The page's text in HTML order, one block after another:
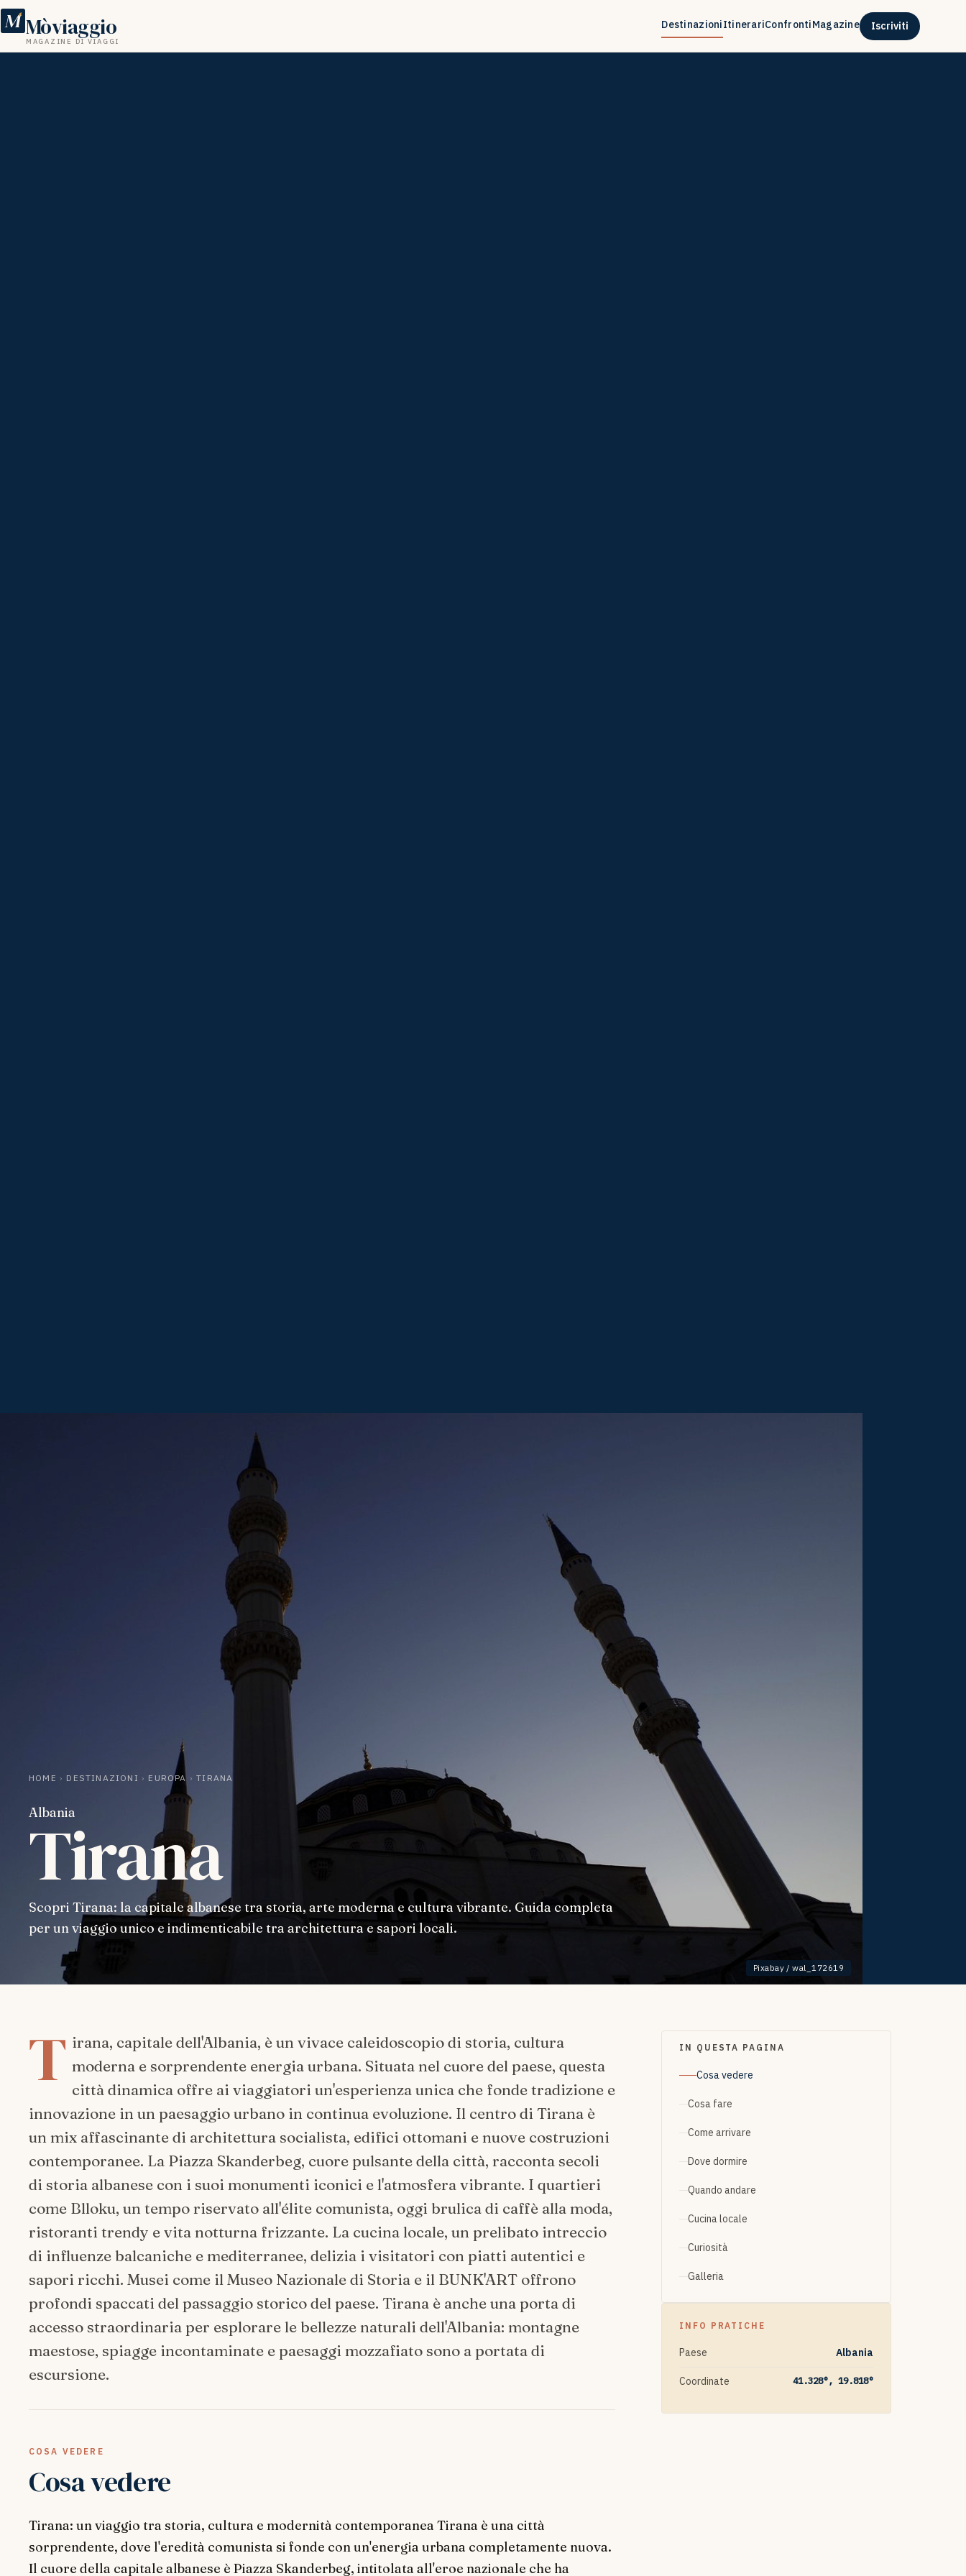
MMòviaggio
MAGAZINE DI VIAGGI
DestinazioniItinerariConfrontiMagazine Iscriviti
Pixabay / wal_172619
HOME › DESTINAZIONI › EUROPA › TIRANA
Albania
Tirana
Scopri Tirana: la capitale albanese tra storia, arte moderna e cultura vibrante. Guida completa
per un viaggio unico e indimenticabile tra architettura e sapori locali.
T irana, capitale dell'Albania, è un vivace caleidoscopio di storia, cultura
moderna e sorprendente energia urbana. Situata nel cuore del paese, questa
città dinamica offre ai viaggiatori un'esperienza unica che fonde tradizione e
innovazione in un paesaggio urbano in continua evoluzione. Il centro di Tirana è
un mix affascinante di architettura socialista, edifici ottomani e nuove costruzioni
contemporanee. La Piazza Skanderbeg, cuore pulsante della città, racconta secoli
di storia albanese con i suoi monumenti iconici e l'atmosfera vibrante. I quartieri
come Blloku, un tempo riservato all'élite comunista, oggi brulica di caffè alla moda,
ristoranti trendy e vita notturna frizzante. La cucina locale, un prelibato intreccio
di influenze balcaniche e mediterranee, delizia i visitatori con piatti autentici e
sapori ricchi. Musei come il Museo Nazionale di Storia e il BUNK'ART offrono
profondi spaccati del passaggio storico del paese. Tirana è anche una porta di
accesso straordinaria per esplorare le bellezze naturali dell'Albania: montagne
maestose, spiagge incontaminate e paesaggi mozzafiato sono a portata di
escursione.
COSA VEDERE
Cosa vedere
Tirana: un viaggio tra storia, cultura e modernità contemporanea Tirana è una città
sorprendente, dove l'eredità comunista si fonde con un'energia urbana completamente nuova.
Il cuore della capitale albanese è Piazza Skanderbeg, intitolata all'eroe nazionale che ha
IN QUESTA PAGINA
Cosa vedere
Cosa fare
Come arrivare
Dove dormire
Quando andare
Cucina locale
Curiosità
Galleria
INFO PRATICHE
Paese Albania
Coordinate 41.328°, 19.818°